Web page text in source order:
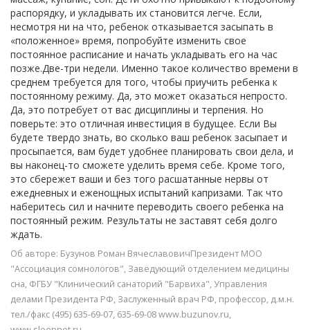
распорядку, и укладывать их становится легче. Если,
несмотря ни на что, ребенок отказывается засыпать в
«положенное» время, попробуйте изменить свое
постоянное расписание и начать укладывать его на час
позже.Две-три недели. Именно такое количество времени в
среднем требуется для того, чтобы приучить ребенка к
постоянному режиму. Да, это может оказаться непросто.
Да, это потребует от вас дисциплины и терпения. Но
поверьте: это отличная инвестиция в будущее. Если Вы
будете твердо знать, во сколько ваш ребенок засыпает и
просыпается, вам будет удобнее планировать свои дела, и
вы наконец-то сможете уделить время себе. Кроме того,
это сбережет ваши и без того расшатанные нервы от
ежедневных и еженощных испытаний капризами. Так что
наберитесь сил и начните переводить своего ребенка на
постоянный режим. Результаты не заставят себя долго
ждать.
Об авторе: Бузунов Роман ВячеславовичПрезидент МОО
"Ассоциация сомнологов", Заведующий отделением медицины
сна, ФГБУ "Клинический санаторий "Барвиха", Управления
делами Президента РФ, Заслуженный врач РФ, профессор, д.м.н.
тел./факс (495) 635-69-07, 635-69-08 www.buzunov.ru,